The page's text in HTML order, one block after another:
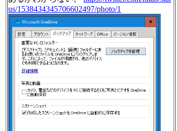
us/1538434345706602497/photo/1